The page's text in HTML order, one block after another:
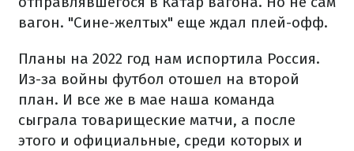
вагон. "Сине-желтых" еще ждал плей-офф.
Планы на 2022 год нам испортила Россия.
Из-за войны футбол отошел на второй
план. И все же в мае наша команда
сыграла товарищеские матчи, а после
этого и официальные, среди которых и